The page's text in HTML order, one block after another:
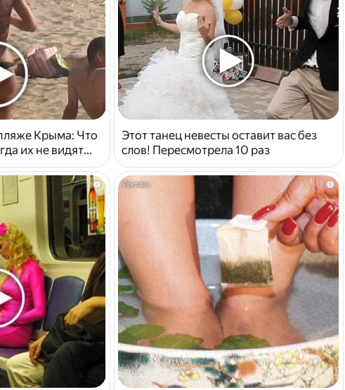
Крыма: Что
их не видят...
Этот танец невесты оставит вас без
слов! Пересмотрела 10 раз
i i